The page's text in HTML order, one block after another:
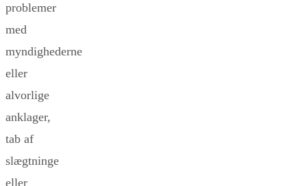
problemer
med
myndighederne
eller
alvorlige
anklager,
tab af
slægtninge
eller